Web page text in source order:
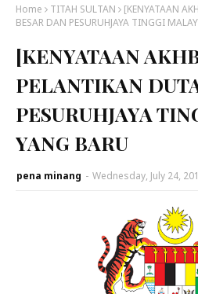
Home TITAH SULTAN
[KENYATAAN
BESAR DAN PESURUHJAYA TINGGI
[KENYATAAN
PELANTIKAN
PESURUHJAYA
YANG BARU
pena minang - Wednesday, July 24,